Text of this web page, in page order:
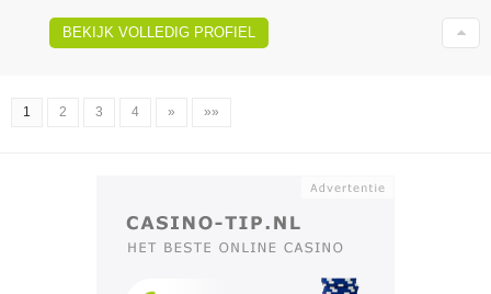
BEKIJK VOLLEDIG PROFIEL
1 2 3 4 » »»